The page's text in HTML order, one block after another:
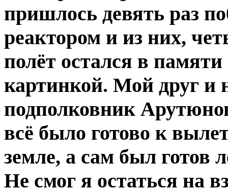
пришлось девять раз
реактором и из них,
полёт остался в
картинкой. Мой друг и
подполковник
всё было готово к
земле, а сам был готов
Не смог я остаться на